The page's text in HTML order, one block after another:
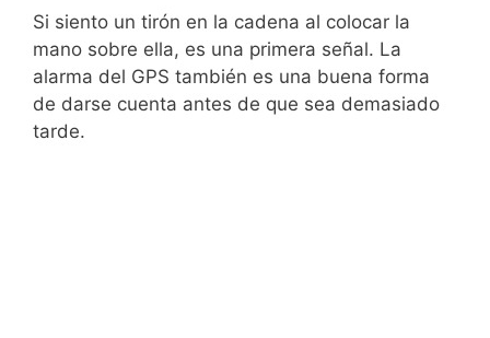
Si siento un tirón en la cadena al colocar la
mano sobre ella, es una primera señal. La
alarma del GPS también es una buena forma
de darse cuenta antes de que sea demasiado
tarde.